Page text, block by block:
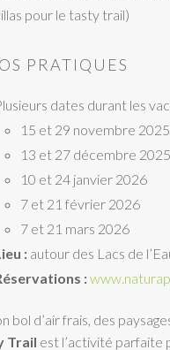
pour le tasty trail)
PRATIQUES
dates durant les
15 et 29 novembre 2025
13 et 27 décembre 2025
10 et 24 janvier 2026
7 et 21 février 2026
7 et 21 mars 2026
: autour des Lacs de
:
bol d’air frais, des
Trail est l’activité parfaite